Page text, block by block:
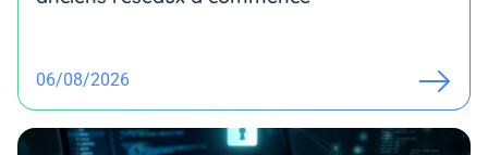
06/08/2026